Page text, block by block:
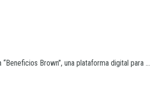
Brown”, una plataforma digital para ...